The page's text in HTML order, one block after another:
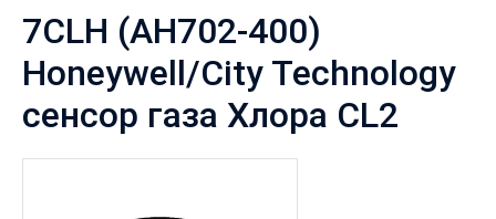
7CLH (AH702-400)
Honeywell/City Technology
сенсор газа Хлора CL2